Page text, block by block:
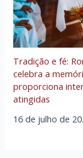
Tradição e fé:
celebra a
proporciona
atingidas
16 de julho de